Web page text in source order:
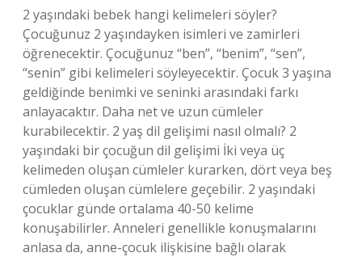
2 yaşındaki bebek hangi kelimeleri söyler?
Çocuğunuz 2 yaşındayken isimleri ve zamirleri
öğrenecektir. Çocuğunuz “ben”, “benim”, “sen”,
“senin” gibi kelimeleri söyleyecektir. Çocuk 3 yaşına
geldiğinde benimki ve seninki arasındaki farkı
anlayacaktır. Daha net ve uzun cümleler
kurabilecektir. 2 yaş dil gelişimi nasıl olmalı? 2
yaşındaki bir çocuğun dil gelişimi İki veya üç
kelimeden oluşan cümleler kurarken, dört veya beş
cümleden oluşan cümlelere geçebilir. 2 yaşındaki
çocuklar günde ortalama 40-50 kelime
konuşabilirler. Anneleri genellikle konuşmalarını
anlasa da, anne-çocuk ilişkisine bağlı olarak